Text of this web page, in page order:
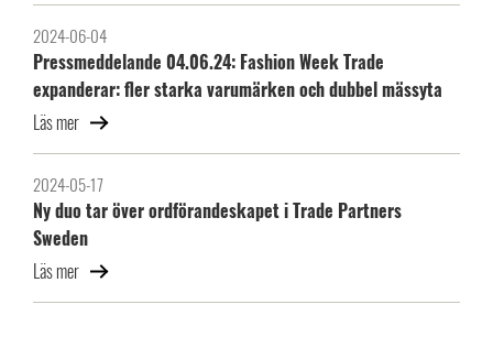
2024-06-04
Pressmeddelande 04.06.24: Fashion Week Trade
expanderar: fler starka varumärken och dubbel mässyta
Läs mer
2024-05-17
Ny duo tar över ordförandeskapet i Trade Partners
Sweden
Läs mer